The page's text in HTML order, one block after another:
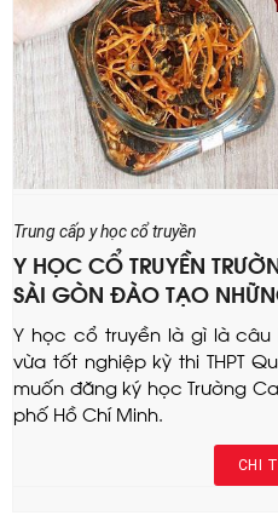
Trung cấp y học cổ truyền
Y HỌC CỔ TRUYỀN
SÀI GÒN ĐÀO TẠO
Y học cổ truyền là gì là
vừa tốt nghiệp kỳ thi THPT
muốn đăng ký học Trường
phố Hồ Chí Minh.
CHI